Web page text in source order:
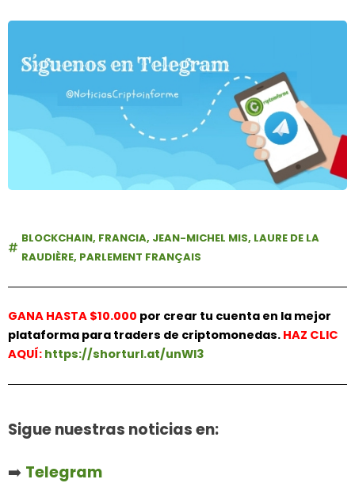
BLOCKCHAIN, FRANCIA, JEAN-MICHEL MIS, LAURE DE LA
RAUDIÈRE, PARLEMENT FRANÇAIS
GANA HASTA $10.000 por crear tu cuenta en la mejor
plataforma para traders de criptomonedas. HAZ CLIC
AQUÍ: https://shorturl.at/unWl3
Sigue nuestras noticias en:
➡️ Telegram